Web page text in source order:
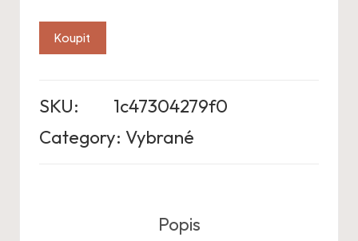
Koupit
SKU:
1c47304279f0
Category: Vybrané
Popis